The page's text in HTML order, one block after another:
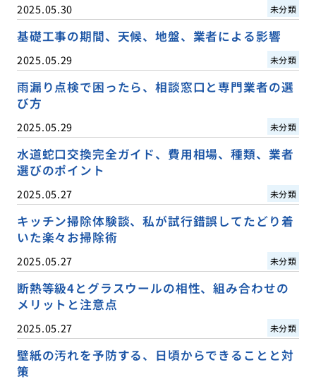
2025.05.30 未分類
基礎工事の期間、天候、地盤、業者による影響
2025.05.29 未分類
雨漏り点検で困ったら、相談窓口と専門業者の選
び方
2025.05.29 未分類
水道蛇口交換完全ガイド、費用相場、種類、業者
選びのポイント
2025.05.27 未分類
キッチン掃除体験談、私が試行錯誤してたどり着
いた楽々お掃除術
2025.05.27 未分類
断熱等級4とグラスウールの相性、組み合わせの
メリットと注意点
2025.05.27 未分類
壁紙の汚れを予防する、日頃からできることと対
策